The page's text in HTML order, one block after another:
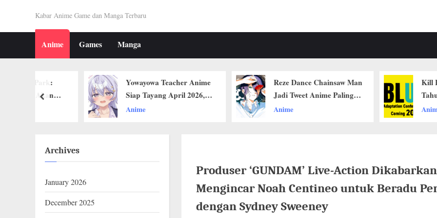
content
K
A
B
O
Kabar Anime Game dan Manga Terbaru
Anime Games Manga
Yowayowa Teacher Anime
Siap Tayang April 2026,
Teaser Visual Resmi Dirilis!
Anime
Reze Dance Chainsaw Man
Jadi Tweet Anime Paling
Disukai Sepanjang Sejarah
Anime
Kill Blue Bakal
Tahun 2026
Merilis Anime
Adaptasi Manga
Anime
prev
Produser ‘GUNDAM’ Live-Action Dikabarkan
Mengincar Noah Centineo untuk Beradu
dengan Sydney Sweeney
Archives
January 2026
December 2025